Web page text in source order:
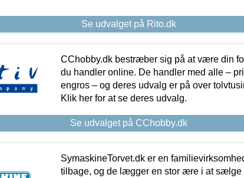
Se udvalget på Rito.dk
CChobby.dk bestræber sig på at være din
du handler online. De handler med alle –
engros – og deres udvalg er på over
Klik her for at se deres udvalg.
Se udvalget på CChobby.dk
SymaskineTorvet.dk er en
tilbage, og de lægger en stor ære i at sælge